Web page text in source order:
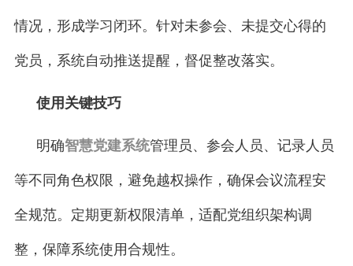
情况，形成学习闭环。针对未参会、未提交心得的
党员，系统自动推送提醒，督促整改落实。
使用关键技巧
明确智慧党建系统管理员、参会人员、记录人员
等不同角色权限，避免越权操作，确保会议流程安
全规范。定期更新权限清单，适配党组织架构调
整，保障系统使用合规性。